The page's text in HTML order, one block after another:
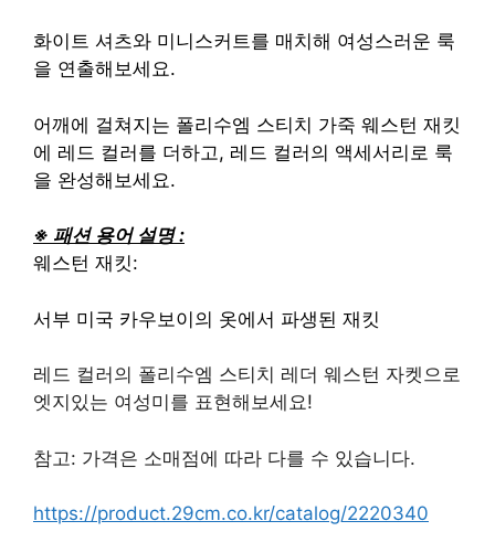
화이트 셔츠와 미니스커트를 매치해 여성스러운 룩
을 연출해보세요.
어깨에 걸쳐지는 폴리수엠 스티치 가죽 웨스턴 재킷
에 레드 컬러를 더하고, 레드 컬러의 액세서리로 룩
을 완성해보세요.
※ 패션 용어 설명 :
웨스턴 재킷:
서부 미국 카우보이의 옷에서 파생된 재킷
레드 컬러의 폴리수엠 스티치 레더 웨스턴 자켓으로
엣지있는 여성미를 표현해보세요!
참고: 가격은 소매점에 따라 다를 수 있습니다.
https://product.29cm.co.kr/catalog/2220340